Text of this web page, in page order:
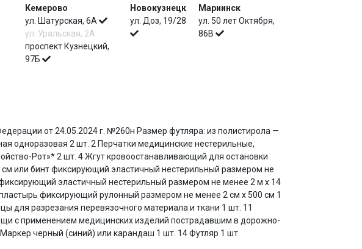
Кемерово
ул. Шатурская, 6А
ул. Уральская, 2А
проспект Кузнецкий,
97Б
Новокузнецк
ул. Доз, 19/28
Мариинск
ул. 50 лет Октября,
86В
от 24.05.2024 г. №260н Размер футляра: из полистирола —
одноразовая 2 шт. 2 Перчатки медицинские нестерильные,
Рот»* 2 шт. 4 Жгут кровоостанавливающий для остановки
или бинт фиксирующий эластичный нестерильный размером не
эластичный нестерильный размером не менее 2 м х 14
фиксирующий рулонный размером не менее 2 см х 500 см 1
для разрезания перевязочного материала и ткани 1 шт. 11
с применением медицинских изделий пострадавшим в дорожно-
черный (синий) или карандаш 1 шт. 14 Футляр 1 шт.